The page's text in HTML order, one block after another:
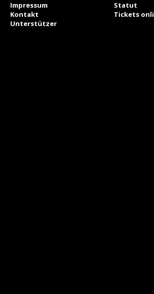
Impressum
Statut
Kontakt
Tickets
Unterstützer